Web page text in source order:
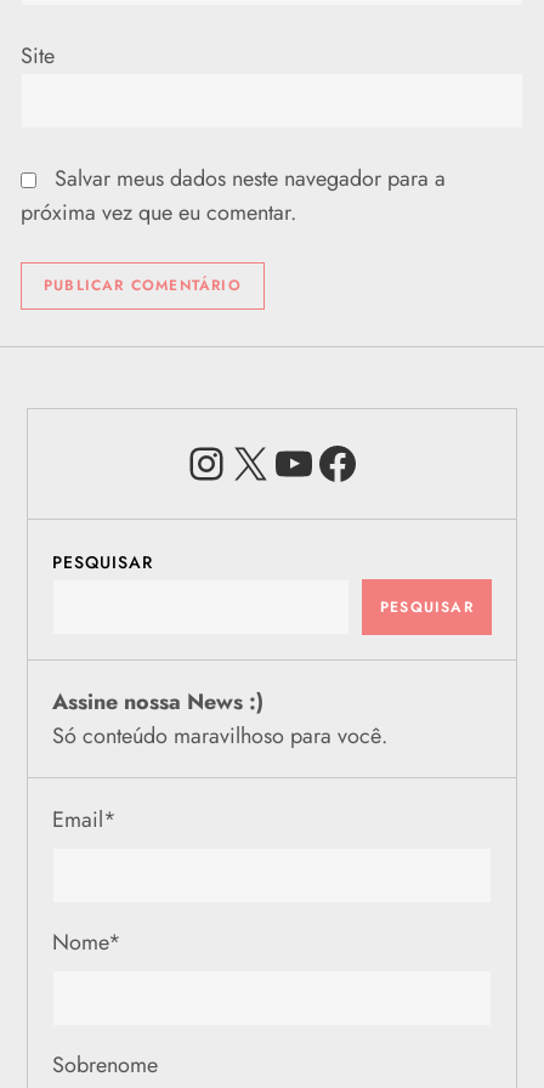
Site
Salvar meus dados neste navegador para a
próxima vez que eu comentar.
Instagram
X Youtube
PESQUISAR
PESQUISAR
Assine nossa News :)
Só conteúdo maravilhoso para você.
Email*
Nome*
Sobrenome